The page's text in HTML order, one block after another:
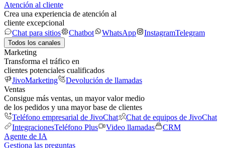
Atención al cliente
Crea una experiencia de atención al
cliente excepcional
Chat para sitios
Chatbot WhatsApp InstagramTelegram
Todos los canales
Marketing
Transforma el tráfico en
clientes potenciales cualificados
JivoMarketing
Devolución de llamadas
Ventas
Consigue más ventas, un mayor valor medio
de los pedidos y una mayor base de clientes
Teléfono empresarial de JivoChat
Chat de equipos de JivoChat
IntegracionesTeléfono Plus Video llamadas
CRM
Agente de IA
Gestiona las preguntas